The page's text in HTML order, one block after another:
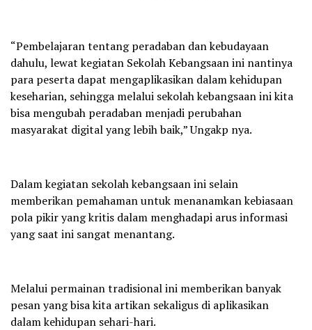
“Pembelajaran tentang peradaban dan kebudayaan
dahulu, lewat kegiatan Sekolah Kebangsaan ini nantinya
para peserta dapat mengaplikasikan dalam kehidupan
keseharian, sehingga melalui sekolah kebangsaan ini kita
bisa mengubah peradaban menjadi perubahan
masyarakat digital yang lebih baik,” Ungakp nya.
Dalam kegiatan sekolah kebangsaan ini selain
memberikan pemahaman untuk menanamkan kebiasaan
pola pikir yang kritis dalam menghadapi arus informasi
yang saat ini sangat menantang.
Melalui permainan tradisional ini memberikan banyak
pesan yang bisa kita artikan sekaligus di aplikasikan
dalam kehidupan sehari-hari.